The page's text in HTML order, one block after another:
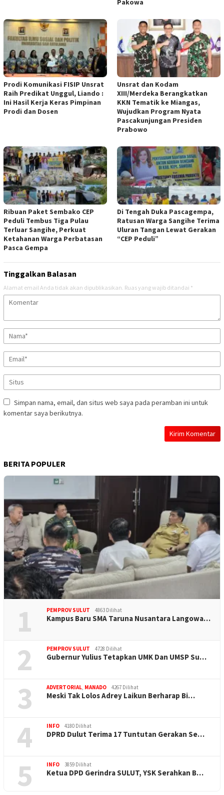
Pakowa
Prodi Komunikasi FISIP Unsrat
Raih Predikat Unggul, Liando :
Ini Hasil Kerja Keras Pimpinan
Prodi dan Dosen
Unsrat dan Kodam
XIII/Merdeka Berangkatkan
KKN Tematik ke Miangas,
Wujudkan Program Nyata
Pascakunjungan Presiden
Prabowo
Ribuan Paket Sembako CEP
Peduli Tembus Tiga Pulau
Terluar Sangihe, Perkuat
Ketahanan Warga Perbatasan
Pasca Gempa
Di Tengah Duka Pascagempa,
Ratusan Warga Sangihe Terima
Uluran Tangan Lewat Gerakan
“CEP Peduli”
Tinggalkan Balasan
Alamat email Anda tidak akan dipublikasikan. Ruas yang wajib ditandai *
Simpan nama, email, dan situs web saya pada peramban ini untuk
komentar saya berikutnya.
BERITA POPULER
1 PEMPROV SULUT 4863 Dilihat
Kampus Baru SMA Taruna Nusantara Langowa…
2 PEMPROV SULUT 4728 Dilihat
Gubernur Yulius Tetapkan UMK Dan UMSP Su…
3 ADVERTORIAL, MANADO 4267 Dilihat
Meski Tak Lolos Adrey Laikun Berharap Bi…
4 INFO 4180 Dilihat
DPRD Dulut Terima 17 Tuntutan Gerakan Se…
5 INFO 3859 Dilihat
Ketua DPD Gerindra SULUT, YSK Serahkan B…